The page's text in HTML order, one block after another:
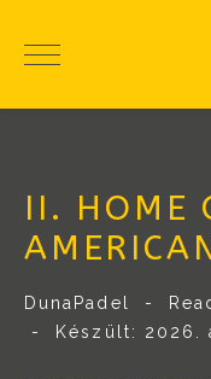
II. HOME
DunaPadel
Készült: 2026.